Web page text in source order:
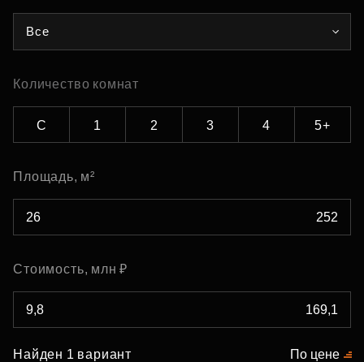
Все
Количество комнат
С 1 2 3 4 5+
Площадь, м²
Стоимость, млн ₽
Найден 1 вариант По цене